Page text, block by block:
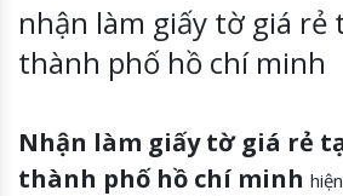
nhận làm giấy tờ giá rẻ
thành phố hồ chí minh
Nhận làm giấy tờ giá rẻ
thành phố hồ chí minh